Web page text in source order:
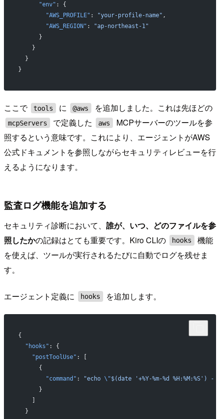
      "env"
: {
        "AWS_PROFILE"
: "your-profile-name" ,
        "AWS_REGION"
:
"ap-northeast-1"
      }
    }
  }
}
ここで tools に @aws を追加しました。これは先ほどの
mcpServers で定義した aws
MCPサーバーのツールを参
照するという意味です。これにより、エージェントがAWS
公式ドキュメントを参照しながらセキュリティレビューを行
えるようになります。
監査ログ機能を追加する
セキュリティ診断において、 誰が、いつ、どのファイルを参
照したかの記録はとても重要です。Kiro CLIの hooks
機能
を使えば、ツールが実行されるたびに自動でログを残せま
す。
エージェント定義に hooks を追加します。
{
  "hooks"
: {
    "postToolUse"
: [
      {
        "command"
: "echo \"$(date '+%Y-%m-%d %H:%M:%S') -
      }
  }